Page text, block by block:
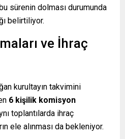
sürenin dolması durumunda
belirtiliyor.
ve İhraç
kurultayın takvimini
6 kişilik komisyon
toplantılarda ihraç
ele alınması da bekleniyor.